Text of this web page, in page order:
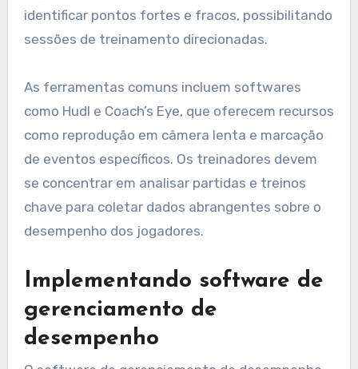
identificar pontos fortes e fracos, possibilitando
sessões de treinamento direcionadas.
As ferramentas comuns incluem softwares
como Hudl e Coach’s Eye, que oferecem recursos
como reprodução em câmera lenta e marcação
de eventos específicos. Os treinadores devem
se concentrar em analisar partidas e treinos
chave para coletar dados abrangentes sobre o
desempenho dos jogadores.
Implementando software de
gerenciamento de
desempenho